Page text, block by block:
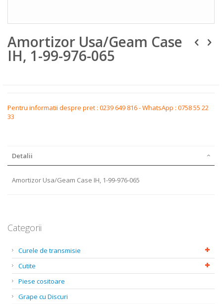
to
the
beginning
Amortizor Usa/Geam Case
IH, 1-99-976-065
Pentru informatii despre pret : 0239 649 816 - WhatsApp : 0758 55 22
33
Detalii
Amortizor Usa/Geam Case IH, 1-99-976-065
Categorii
Curele de transmisie
Cutite
Piese cositoare
Grape cu Discuri